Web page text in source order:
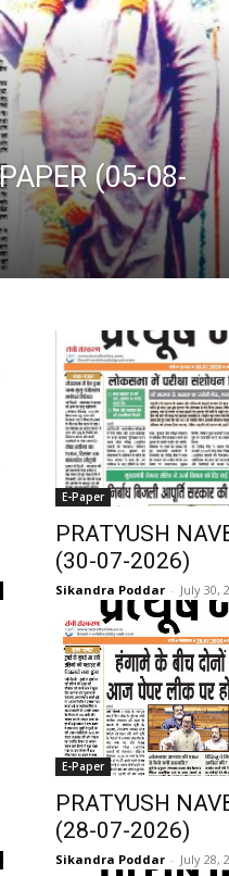
(05-08-
E-Paper
PRATYUSH
(30-07-2026)
Sikandra Poddar - July 30,
E-Paper
PRATYUSH
(28-07-2026)
Sikandra Poddar - July 28,